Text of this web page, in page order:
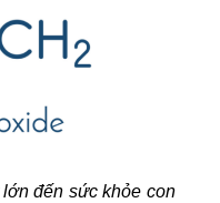
đến sức khỏe con